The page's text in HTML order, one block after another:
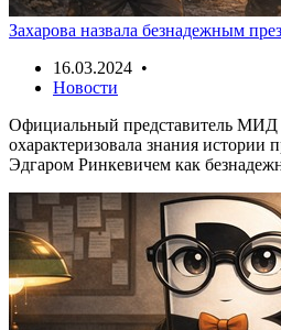
Захарова назвала безнадежным
16.03.2024 •
Новости
Официальный представитель МИД
охарактеризовала знания истории
Эдгаром Ринкевичем как